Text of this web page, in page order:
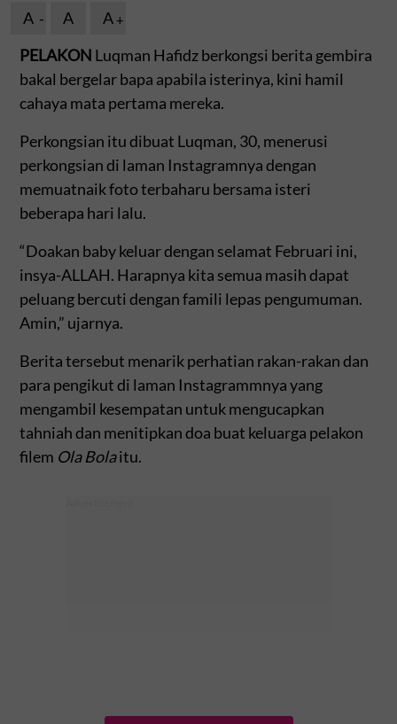
A A
A
PELAKON Luqman Hafidz berkongsi berita gembira
bakal bergelar bapa apabila isterinya, kini hamil
cahaya mata pertama mereka.
Perkongsian itu dibuat Luqman, 30, menerusi
perkongsian di laman Instagramnya dengan
memuatnaik foto terbaharu bersama isteri
beberapa hari lalu.
“Doakan baby keluar dengan selamat Februari ini,
insya-ALLAH. Harapnya kita semua masih dapat
peluang bercuti dengan famili lepas pengumuman.
Amin,” ujarnya.
Berita tersebut menarik perhatian rakan-rakan dan
para pengikut di laman Instagrammnya yang
mengambil kesempatan untuk mengucapkan
tahniah dan menitipkan doa buat keluarga pelakon
filem Ola Bolaitu.